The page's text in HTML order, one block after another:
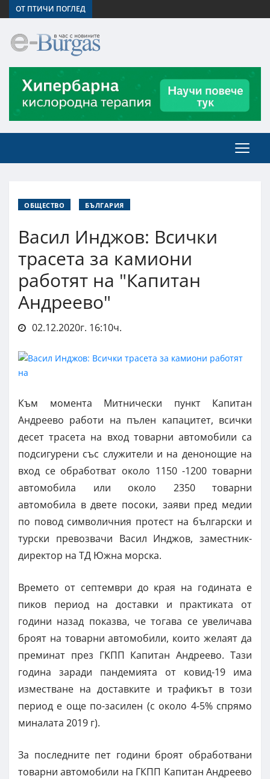
ОТ ПТИЧИ ПОГЛЕД
ОБЩЕСТВО БЪЛГАРИЯ
Васил Инджов: Всички
трасета за камиони
работят на "Капитан
Андреево"
02.12.2020г. 16:10ч.
Към момента Митнически пункт Капитан
Андреево работи на пълен капацитет, всички
десет трасета на вход товарни автомобили са
подсигурени със служители и на денонощие на
вход се обработват около 1150 -1200 товарни
автомобила или около 2350 товарни
автомобила в двете посоки, заяви пред медии
по повод символичния протест на български и
турски превозвачи Васил Инджов, заместник-
директор на ТД Южна морска.
Времето от септември до края на годината е
пиков период на доставки и практиката от
години назад показва, че тогава се увеличава
броят на товарни автомобили, които желаят да
преминат през ГКПП Капитан Андреево. Тази
година заради пандемията от ковид-19 има
изместване на доставките и трафикът в този
период е още по-засилен (с около 4-5% спрямо
миналата 2019 г).
За последните пет години броят обработвани
товарни автомобили на ГКПП Капитан Андреево